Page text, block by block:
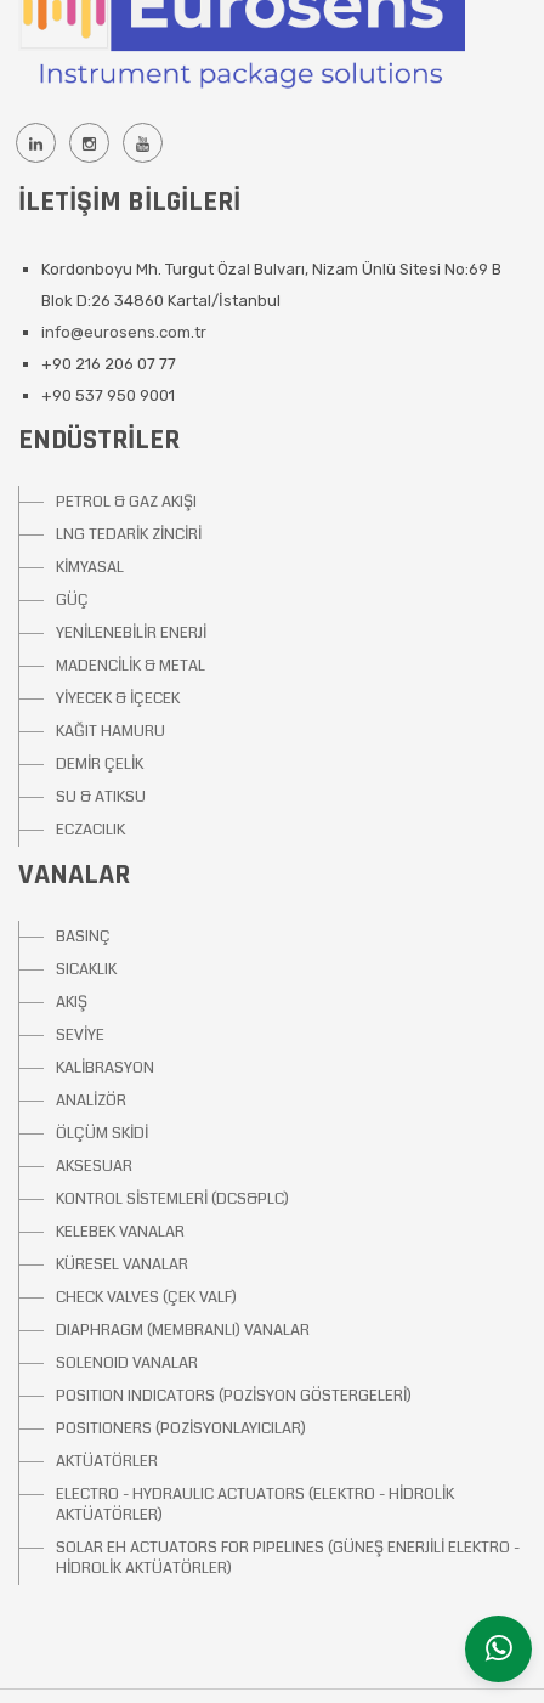
İLETIŞIM BILGILERI
Kordonboyu Mh. Turgut Özal Bulvarı, Nizam Ünlü Sitesi No:69 B
Blok D:26 34860 Kartal/İstanbul
info@eurosens.com.tr
+90 216 206 07 77
+90 537 950 9001
ENDÜSTRILER
PETROL & GAZ AKIŞI
LNG TEDARİK ZİNCİRİ
KİMYASAL
GÜÇ
YENİLENEBİLİR ENERJİ
MADENCİLİK & METAL
YİYECEK & İÇECEK
KAĞIT HAMURU
DEMİR ÇELİK
SU & ATIKSU
ECZACILIK
VANALAR
BASINÇ
SICAKLIK
AKIŞ
SEVİYE
KALİBRASYON
ANALİZÖR
ÖLÇÜM SKİDİ
AKSESUAR
KONTROL SİSTEMLERİ (DCS&PLC)
KELEBEK VANALAR
KÜRESEL VANALAR
CHECK VALVES (ÇEK VALF)
DIAPHRAGM (MEMBRANLI) VANALAR
SOLENOID VANALAR
POSITION INDICATORS (POZİSYON GÖSTERGELERİ)
POSITIONERS (POZİSYONLAYICILAR)
AKTÜATÖRLER
ELECTRO - HYDRAULIC ACTUATORS (ELEKTRO - HİDROLİK
AKTÜATÖRLER)
SOLAR EH ACTUATORS FOR PIPELINES (GÜNEŞ ENERJİLİ ELEKTRO -
HİDROLİK AKTÜATÖRLER)